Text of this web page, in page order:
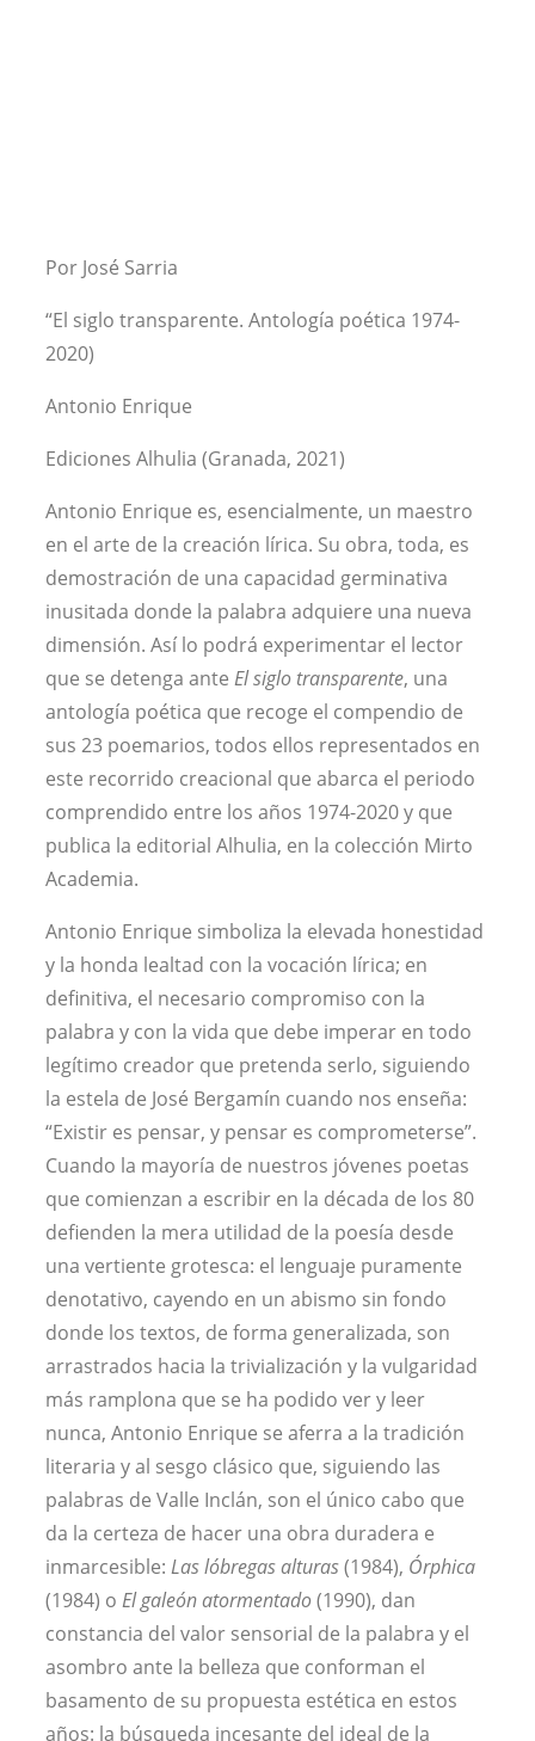
Por José Sarria
“El siglo transparente. Antología poética 1974-
2020)
Antonio Enrique
Ediciones Alhulia (Granada, 2021)
Antonio Enrique es, esencialmente, un maestro
en el arte de la creación lírica. Su obra, toda, es
demostración de una capacidad germinativa
inusitada donde la palabra adquiere una nueva
dimensión. Así lo podrá experimentar el lector
que se detenga ante El siglo transparente, una
antología poética que recoge el compendio de
sus 23 poemarios, todos ellos representados en
este recorrido creacional que abarca el periodo
comprendido entre los años 1974-2020 y que
publica la editorial Alhulia, en la colección Mirto
Academia.
Antonio Enrique simboliza la elevada honestidad
y la honda lealtad con la vocación lírica; en
definitiva, el necesario compromiso con la
palabra y con la vida que debe imperar en todo
legítimo creador que pretenda serlo, siguiendo
la estela de José Bergamín cuando nos enseña:
“Existir es pensar, y pensar es comprometerse”.
Cuando la mayoría de nuestros jóvenes poetas
que comienzan a escribir en la década de los 80
defienden la mera utilidad de la poesía desde
una vertiente grotesca: el lenguaje puramente
denotativo, cayendo en un abismo sin fondo
donde los textos, de forma generalizada, son
arrastrados hacia la trivialización y la vulgaridad
más ramplona que se ha podido ver y leer
nunca, Antonio Enrique se aferra a la tradición
literaria y al sesgo clásico que, siguiendo las
palabras de Valle Inclán, son el único cabo que
da la certeza de hacer una obra duradera e
inmarcesible: Las lóbregas alturas(1984), Órphica
(1984) o El galeón atormentado(1990), dan
constancia del valor sensorial de la palabra y el
asombro ante la belleza que conforman el
basamento de su propuesta estética en estos
años: la búsqueda incesante del ideal de la